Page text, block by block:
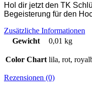
Hol dir jetzt den TK
Begeisterung für den
Zusätzliche Informationen
Gewicht
0,01 kg
Color Chart lila, rot,
Rezensionen (0)